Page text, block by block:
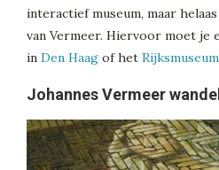
interactief museum, maar
van Vermeer. Hiervoor moet je
in Den Haag of het Rijksmuseum
Johannes Vermeer